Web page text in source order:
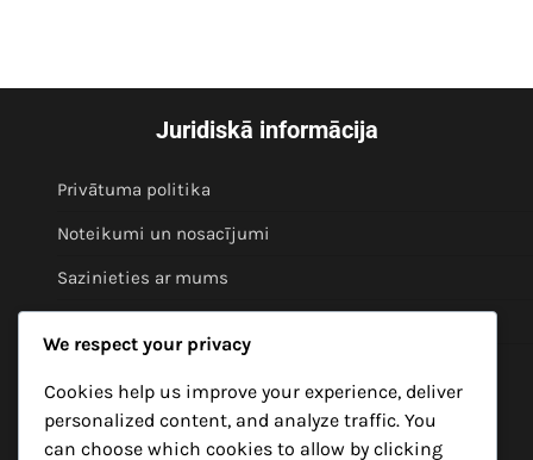
Juridiskā informācija
Privātuma politika
Noteikumi un nosacījumi
Sazinieties ar mums
Kategorijas
We respect your privacy
Cookies help us improve your experience, deliver
personalized content, and analyze traffic. You
can choose which cookies to allow by clicking